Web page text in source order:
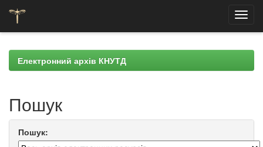
navigationЕлектронний архів КНУТД
Пошук
Пошук: